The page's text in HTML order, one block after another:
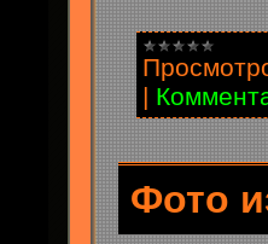
|
Фото